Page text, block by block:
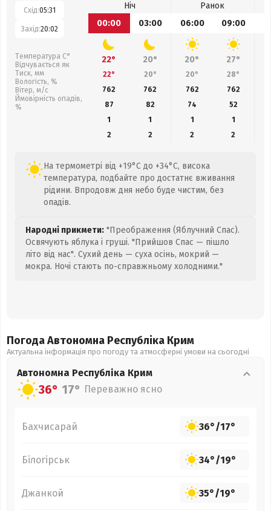
Схід:05:31
Захід:20:02
Температура С°
Відчувається як
Тиск, мм
Вологість, %
Вітер, м/с
Ймовірність опадів,
%
Ніч
Ранок
00:00
03:00 06:00 09:00
22° 20° 20° 27°
22° 20° 20° 28°
762
762 762 762
87
82 74 52
1
1 1
1
2
2 2 2
На термометрі від +19°C до +34°C, висока
температура, подбайте про достатнє вживання
рідини. Впродовж дня небо буде чистим, без
опадів.
Народні прикмети: "Преображення (Яблучний Спас).
Освячують яблука і груші. "Прийшов Спас — пішло
літо від нас". Сухий день — суха осінь, мокрий —
мокра. Ночі стають по-справжньому холодними."
Погода Автономна Республіка Крим
Актуальна інформація про погоду та атмосферні умови на сьогодні
Автономна Республіка Крим
36° 17° Переважно ясно
Бахчисарай 36°/17°
Білогірськ 34°/19°
Джанкой 35°/19°